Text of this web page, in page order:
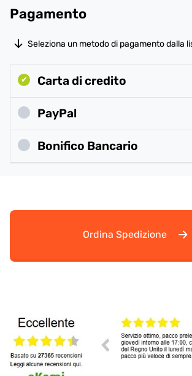
Pagamento
Seleziona un metodo di pagamento dalla
Carta di credito
PayPal
Bonifico Bancario
Ordina Spedizione